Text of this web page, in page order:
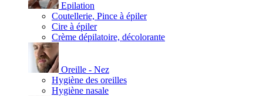
Epilation
Coutellerie, Pince à épiler
Cire à épiler
Crème dépilatoire, décolorante
Oreille - Nez
Hygiène des oreilles
Hygiène nasale